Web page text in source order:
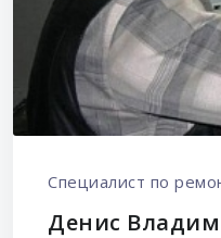
Специалист по
Денис